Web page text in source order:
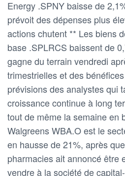
Energy .SPNY baisse de
prévoit des dépenses plus
actions chutent ** Les biens
base .SPLRCS baissent de
gagne du terrain vendredi
trimestrielles et des
prévisions des analystes qui
croissance continue à long
tout de même la semaine en
Walgreens WBA.O est le
en hausse de 21%, après
pharmacies ait annoncé être
vendre à la société de